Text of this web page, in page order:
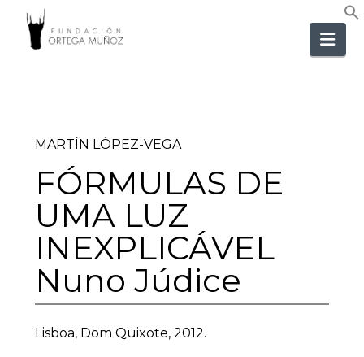
MUÑOZ
MARTÍN LÓPEZ-VEGA
FÓRMULAS DE
UMA LUZ
INEXPLICÁVEL
Nuno Júdice
Lisboa, Dom Quixote, 2012.